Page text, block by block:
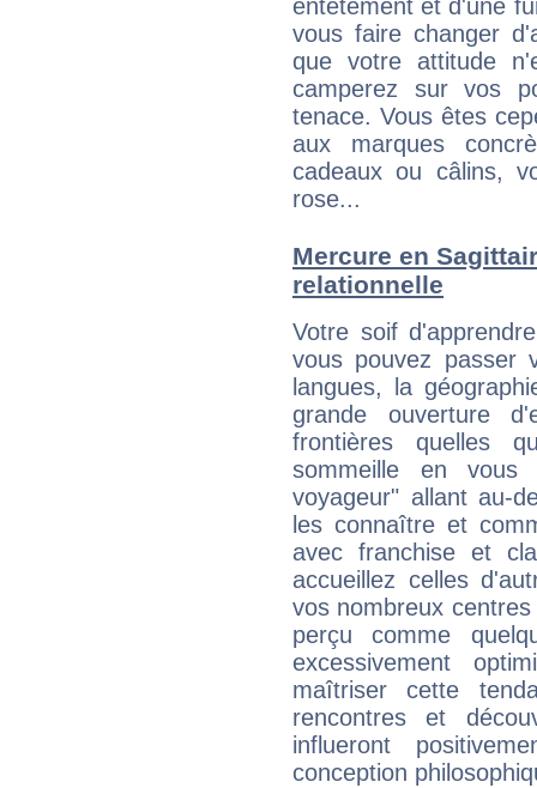
entêtement et d'une
vous faire changer
que votre attitude
camperez sur vos
tenace. Vous êtes
aux marques
cadeaux ou câlins,
rose...
Mercure en
relationnelle
Votre soif
vous pouvez passer
langues, la
grande ouverture
frontières quelles
sommeille en
voyageur" allant au-
les connaître et
avec franchise et
accueillez celles
vos nombreux
perçu comme
excessivement
maîtriser cette
rencontres et
influeront
conception